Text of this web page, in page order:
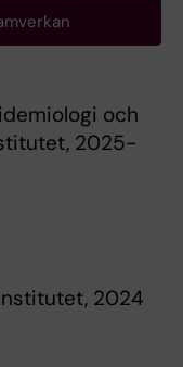
och
2025-
2024